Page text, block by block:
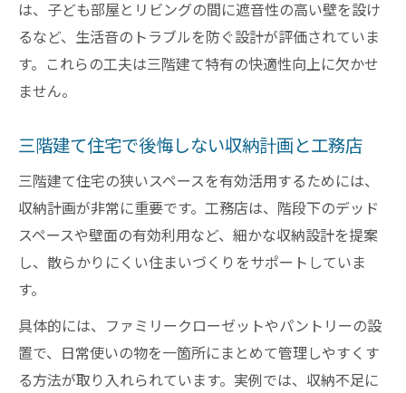
は、子ども部屋とリビングの間に遮音性の高い壁を設け
るなど、生活音のトラブルを防ぐ設計が評価されていま
す。これらの工夫は三階建て特有の快適性向上に欠かせ
ません。
三階建て住宅で後悔しない収納計画と工務店
三階建て住宅の狭いスペースを有効活用するためには、
収納計画が非常に重要です。工務店は、階段下のデッド
スペースや壁面の有効利用など、細かな収納設計を提案
し、散らかりにくい住まいづくりをサポートしていま
す。
具体的には、ファミリークローゼットやパントリーの設
置で、日常使いの物を一箇所にまとめて管理しやすくす
る方法が取り入れられています。実例では、収納不足に